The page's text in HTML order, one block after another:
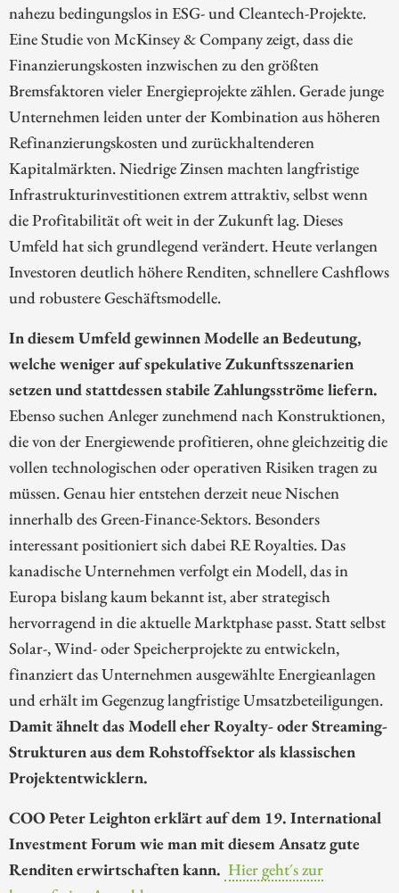
nahezu bedingungslos in ESG- und Cleantech-Projekte.
Eine Studie von McKinsey & Company zeigt, dass die
Finanzierungskosten inzwischen zu den größten
Bremsfaktoren vieler Energieprojekte zählen. Gerade junge
Unternehmen leiden unter der Kombination aus höheren
Refinanzierungskosten und zurückhaltenderen
Kapitalmärkten. Niedrige Zinsen machten langfristige
Infrastrukturinvestitionen extrem attraktiv, selbst wenn
die Profitabilität oft weit in der Zukunft lag. Dieses
Umfeld hat sich grundlegend verändert. Heute verlangen
Investoren deutlich höhere Renditen, schnellere Cashflows
und robustere Geschäftsmodelle.
In diesem Umfeld gewinnen Modelle an Bedeutung,
welche weniger auf spekulative Zukunftsszenarien
setzen und stattdessen stabile Zahlungsströme liefern.
Ebenso suchen Anleger zunehmend nach Konstruktionen,
die von der Energiewende profitieren, ohne gleichzeitig die
vollen technologischen oder operativen Risiken tragen zu
müssen. Genau hier entstehen derzeit neue Nischen
innerhalb des Green-Finance-Sektors. Besonders
interessant positioniert sich dabei RE Royalties. Das
kanadische Unternehmen verfolgt ein Modell, das in
Europa bislang kaum bekannt ist, aber strategisch
hervorragend in die aktuelle Marktphase passt. Statt selbst
Solar-, Wind- oder Speicherprojekte zu entwickeln,
finanziert das Unternehmen ausgewählte Energieanlagen
und erhält im Gegenzug langfristige Umsatzbeteiligungen.
Damit ähnelt das Modell eher Royalty- oder Streaming-
Strukturen aus dem Rohstoffsektor als klassischen
Projektentwicklern.
COO Peter Leighton erklärt auf dem 19. International
Investment Forum wie man mit diesem Ansatz gute
Renditen erwirtschaften kann. Hier geht´s zur